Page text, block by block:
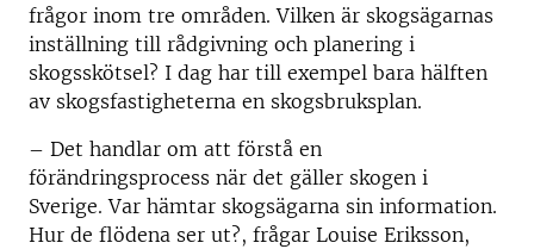
frågor inom tre områden. Vilken är skogsägarnas
inställning till rådgivning och planering i
skogsskötsel? I dag har till exempel bara hälften
av skogsfastigheterna en skogsbruksplan.
– Det handlar om att förstå en
förändringsprocess när det gäller skogen i
Sverige. Var hämtar skogsägarna sin information.
Hur de flödena ser ut?, frågar Louise Eriksson,